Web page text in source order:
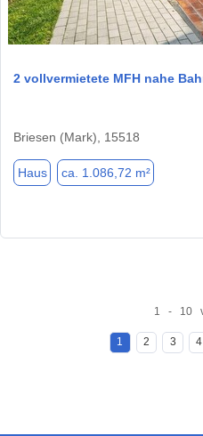
2 vollvermietete MFH nahe
Briesen (Mark), 15518
Haus ca. 1.086,72 m²
1 - 10
1 2 3 4